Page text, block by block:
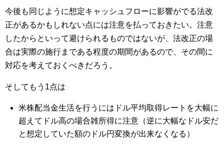
今後も同じように想定キャッシュフローに影響がでる法改
正があるかもしれない点には注意を払っておきたい。注意
したからといって避けられるものではないが、法改正の場
合は実際の施行まである程度の期間があるので、その間に
対応を考えておくべきだろう。
そしてもう1点は
米株配当金生活を行うにはドル平均取得レートを大幅に
超えてドル高の場合雑所得に注意（逆に大幅なドル安だ
と想定していた額のドル円変換が出来なくなる）